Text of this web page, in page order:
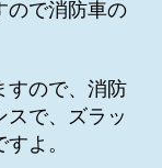
ので消防車の
すので、消防
スで、ズラッ
よ。